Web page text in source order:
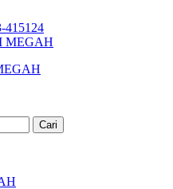
415124